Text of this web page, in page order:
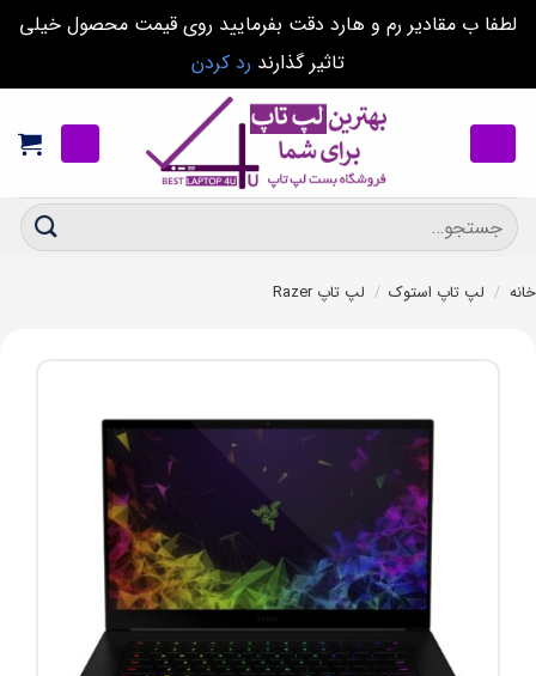
لطفا ب مقادیر رم و هارد دقت بفرمایید روی قیمت محصول خیلی
تاثیر گذارند رد کردن
content
جستجو
برای:
خانه / لپ تاپ استوک / لپ تاپ Razer